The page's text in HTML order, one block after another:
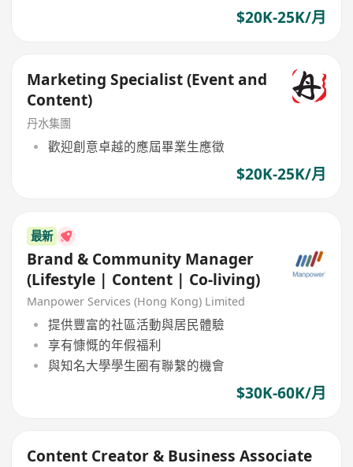
$20K-25K/月
Marketing Specialist (Event and
Content)
丹水集團
歡迎創意卓越的應屆畢業生應徵
$20K-25K/月
最新
Brand & Community Manager
(Lifestyle | Content | Co-living)
Manpower Services (Hong Kong) Limited
提供豐富的社區活動與居民體驗
享有慷慨的年假福利
與知名大學學生圈有聯繫的機會
$30K-60K/月
Content Creator & Business Associate